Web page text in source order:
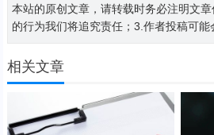
本站的原创文章，请转载时务必注明文
的行为我们将追究责任；3.作者投稿可能
相关文章